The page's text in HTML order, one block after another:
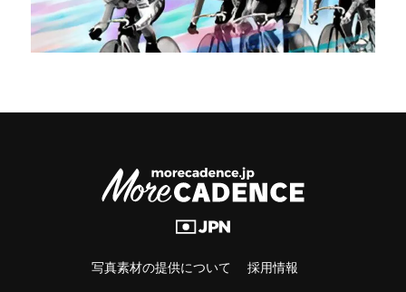
写真素材の提供について 採用情報